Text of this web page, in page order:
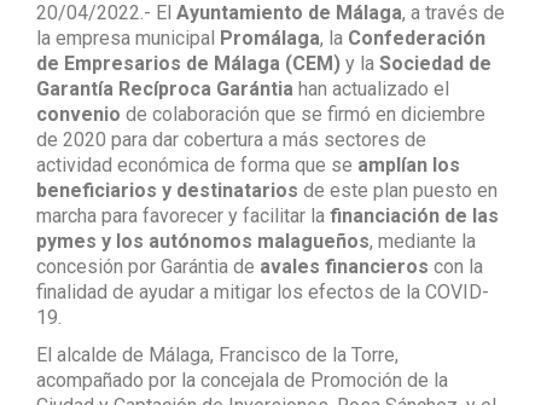
20/04/2022.- El Ayuntamiento de Málaga, a través de
la empresa municipal Promálaga, la Confederación
de Empresarios de Málaga (CEM) y la Sociedad de
Garantía Recíproca Garántia han actualizado el
convenio de colaboración que se firmó en diciembre
de 2020 para dar cobertura a más sectores de
actividad económica de forma que se amplían los
beneficiarios y destinatarios de este plan puesto en
marcha para favorecer y facilitar la financiación de las
pymes y los autónomos malagueños, mediante la
concesión por Garántia de avales financieros con la
finalidad de ayudar a mitigar los efectos de la COVID-
19.
El alcalde de Málaga, Francisco de la Torre,
acompañado por la concejala de Promoción de la